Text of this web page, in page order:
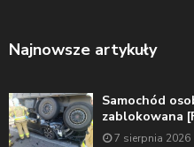
Najnowsze artykuły
Samochód
zablokowana
7 sierpnia 2026